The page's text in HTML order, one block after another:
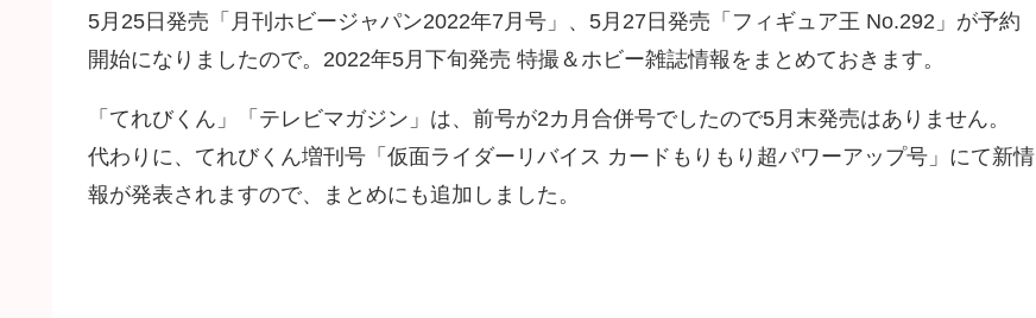
5月25日発売「月刊ホビージャパン2022年7月号」、5月27日発売「フィギュア王 No.292」が予約
開始になりましたので。2022年5月下旬発売 特撮＆ホビー雑誌情報をまとめておきます。
「てれびくん」「テレビマガジン」は、前号が2カ月合併号でしたので5月末発売はありません。
代わりに、てれびくん増刊号「仮面ライダーリバイス カードもりもり超パワーアップ号」にて新情
報が発表されますので、まとめにも追加しました。